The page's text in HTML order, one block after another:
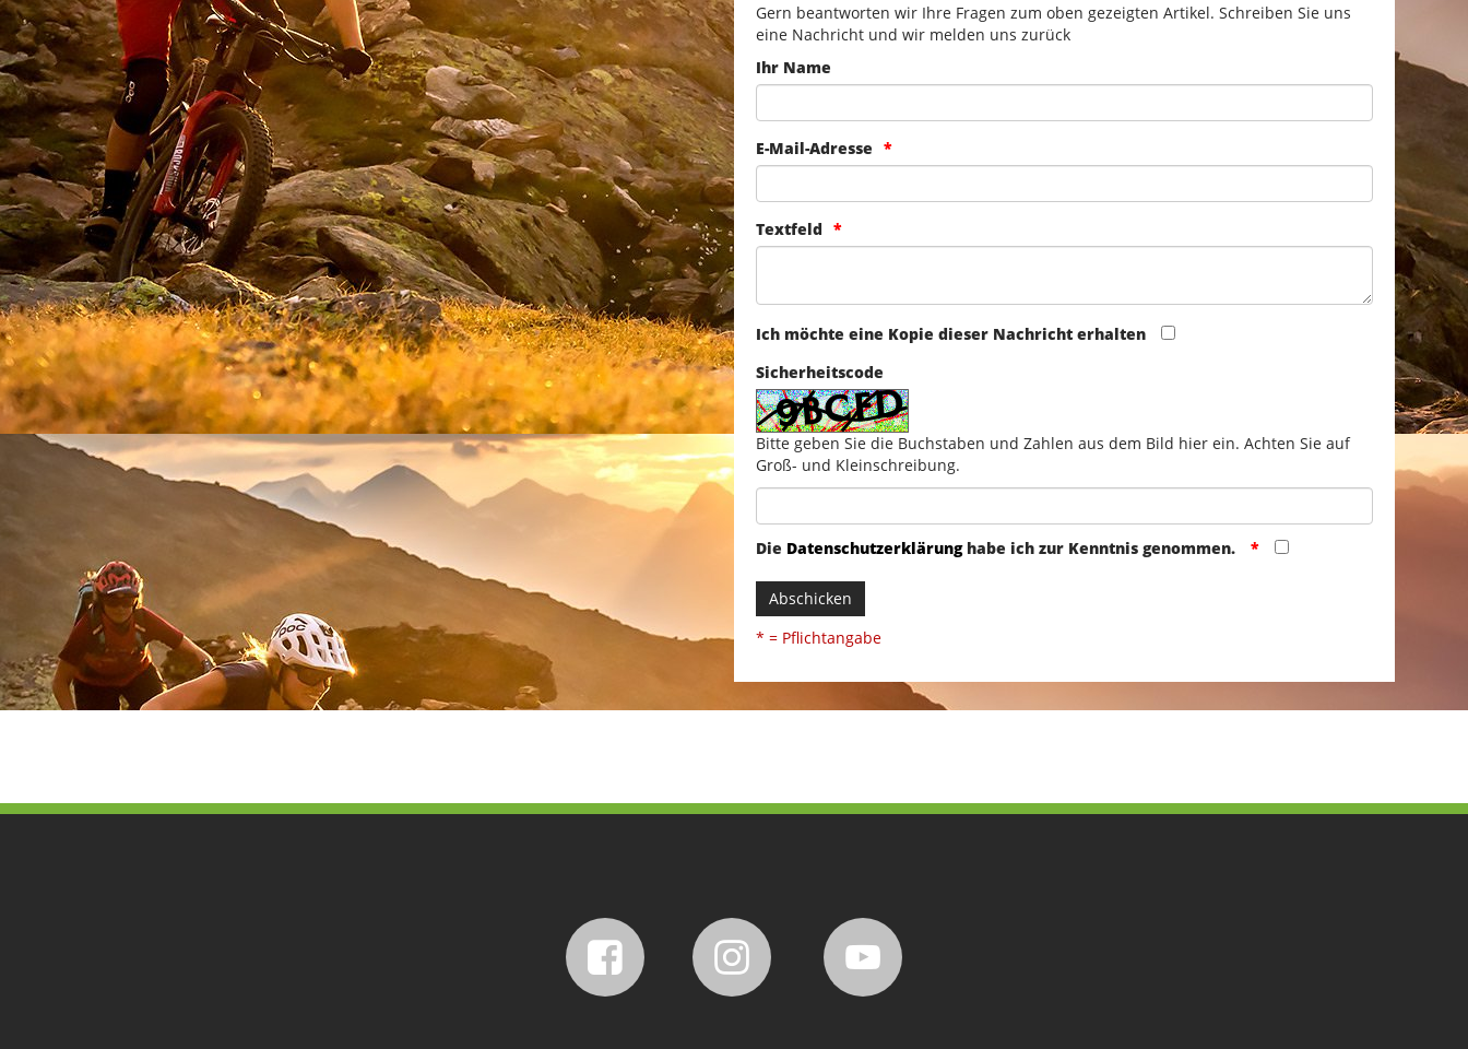
Gern beantworten wir Ihre Fragen zum oben gezeigten Artikel. Schreiben Sie uns
eine Nachricht und wir melden uns zurück
Ihr Name
E-Mail-Adresse
Textfeld
Ich möchte eine Kopie dieser Nachricht erhalten
Sicherheitscode
Bitte geben Sie die Buchstaben und Zahlen aus dem Bild hier ein. Achten Sie auf
Groß- und Kleinschreibung.
Die Datenschutzerklärunghabe ich zur Kenntnis genommen.
Abschicken
* = Pflichtangabe